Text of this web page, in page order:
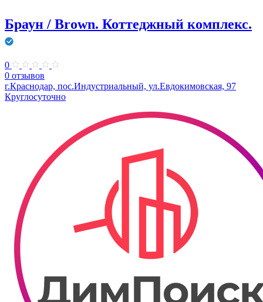
Браун / Brown. Коттеджный комплекс.
0
0 отзывов
г.Краснодар, пос.Индустриальный, ул.Евдокимовская, 97
Круглосуточно